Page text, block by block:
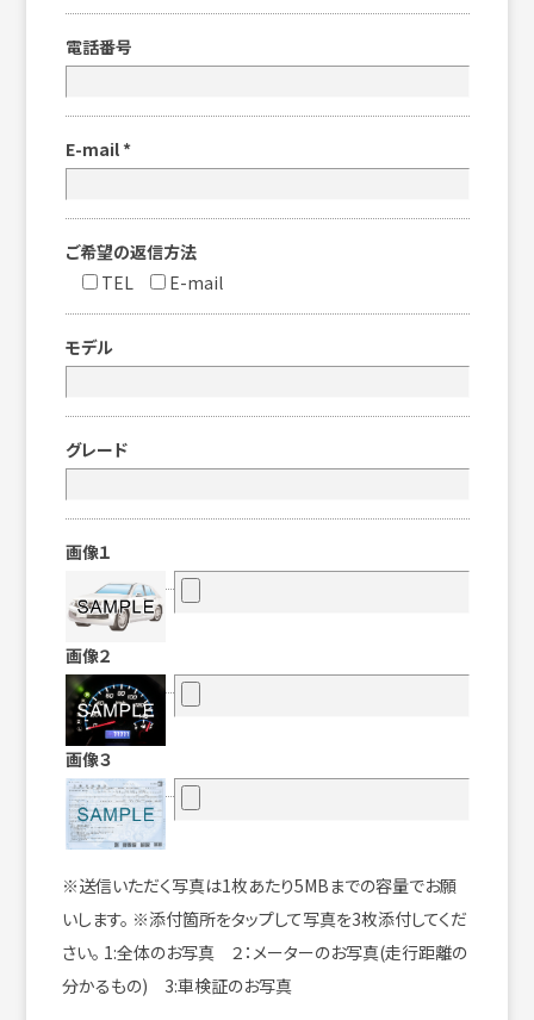
電話番号
E-mail *
ご希望の返信方法
TEL
E-mail
モデル
グレード
画像１
画像２
画像３
※送信いただく写真は1枚あたり5MBまでの容量でお願
いします。 ※添付箇所をタップして写真を3枚添付してくだ
さい。 1:全体のお写真 ２：メーターのお写真(走行距離の
分かるもの) 3:車検証のお写真